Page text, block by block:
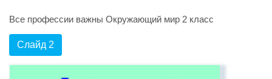
Все профессии важны Окружающий мир 2 класс
Слайд 2